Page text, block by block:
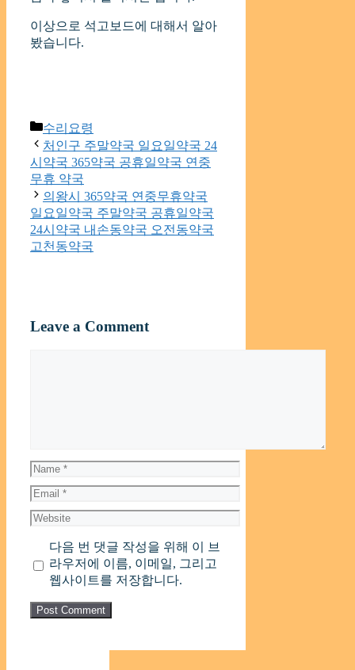
이상으로 석고보드에 대해서 알아
봤습니다.
Categories
수리요령
처인구 주말약국 일요일약국 24
시약국 365약국 공휴일약국 연중
무휴 약국
의왕시 365약국 연중무휴약국
일요일약국 주말약국 공휴일약국
24시약국 내손동약국 오전동약국
고천동약국
Leave a Comment
Name
Email
Website
다음 번 댓글 작성을 위해 이 브
라우저에 이름, 이메일, 그리고
웹사이트를 저장합니다.